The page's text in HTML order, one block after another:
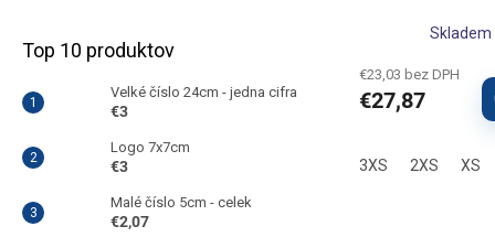
Top 10 produktov
Velké číslo 24cm - jedna cifra
€3
Logo 7x7cm
€3
Malé číslo 5cm - celek
€2,07
Skladem
€23,03 bez DPH
€27,87
3XS 2XS XS